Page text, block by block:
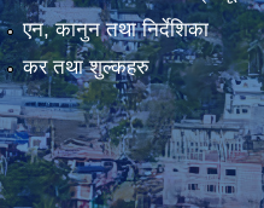
एन, कानुन तथा निर्देशिका
कर तथा शुल्कहरु